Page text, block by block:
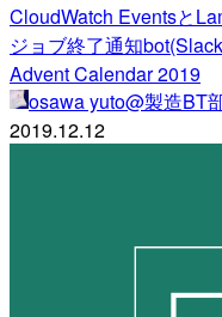
CloudWatch Eventsと
ジョブ終了通知
Advent Calendar 2019
osawa yuto@製造BT
2019.12.12